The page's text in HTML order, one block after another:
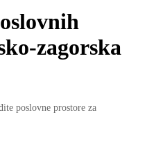
zagorska
poslovne prostore za